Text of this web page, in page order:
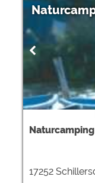
17252